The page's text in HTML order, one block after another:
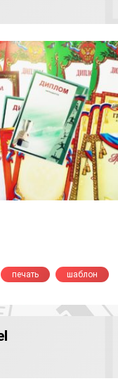
печать шаблон